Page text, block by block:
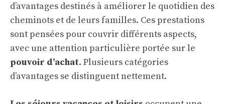
d’avantages destinés à améliorer le quotidien des
cheminots et de leurs familles. Ces prestations
sont pensées pour couvrir différents aspects,
avec une attention particulière portée sur le
pouvoir d’achat. Plusieurs catégories
d’avantages se distinguent nettement.